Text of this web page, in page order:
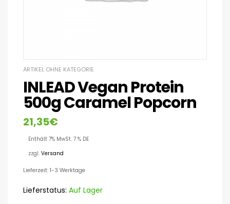
ARTIKEL OHNE KATEGORIE
INLEAD Vegan Protein
500g Caramel Popcorn
21,35€
Enthält 7% MwSt. 7 % DE
zzgl. Versand
Lieferzeit: 1-3 Werktage
Lieferstatus: Auf Lager